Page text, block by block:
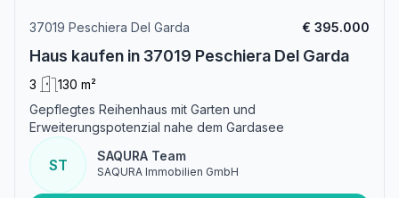
37019 Peschiera Del Garda € 395.000
Haus kaufen in 37019 Peschiera Del Garda
3
130 m²
Gepflegtes Reihenhaus mit Garten und
Erweiterungspotenzial nahe dem Gardasee
ST
SAQURA Team
SAQURA Immobilien GmbH